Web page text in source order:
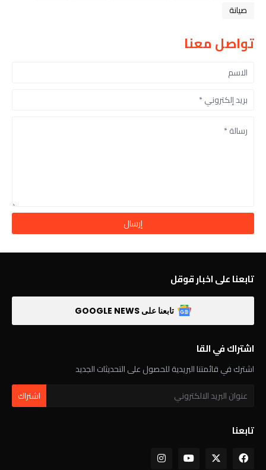
صيانة
تواصل معنا
تابعنا على اخبار قوقل
تابعنا على GOOGLE NEWS
اشتراك في القا
اشترك في قائمتنا البريدية للحصول على التحديثات الجديد
تابعنا